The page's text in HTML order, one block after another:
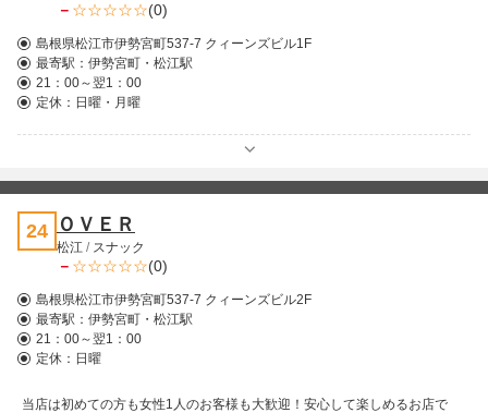
－ (0)
島根県松江市伊勢宮町537-7 クィーンズビル1F
最寄駅： 伊勢宮町・松江駅
21：00～翌1：00
定休：日曜・月曜
24 ＯＶＥＲ
松江 / スナック
－ (0)
島根県松江市伊勢宮町537-7 クィーンズビル2F
最寄駅： 伊勢宮町・松江駅
21：00～翌1：00
定休：日曜
当店は初めての方も女性1人のお客様も大歓迎！安心して楽しめるお店で